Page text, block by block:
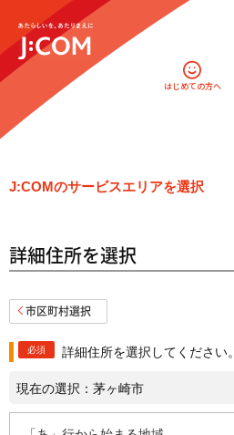
はじめての方へ
J:COMのサービスエリアを選択
詳細住所を選択
市区町村選択
必須 詳細住所を選択してください。
現在の選択： 茅ヶ崎市